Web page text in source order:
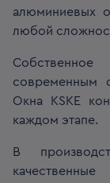
алюминиевых
любой
современным
Окна KSKE
каждом этапе.
В